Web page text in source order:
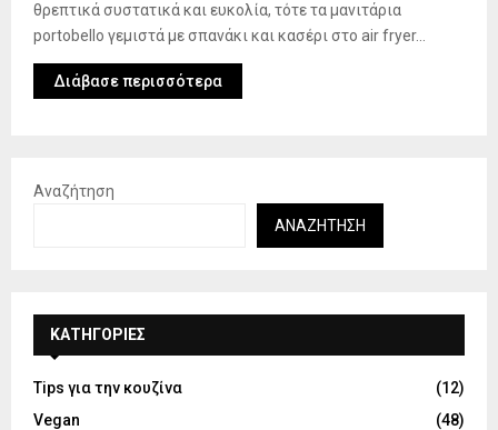
θρεπτικά συστατικά και ευκολία, τότε τα μανιτάρια
portobello γεμιστά με σπανάκι και κασέρι στο air fryer...
Διάβασε περισσότερα
Αναζήτηση
ΑΝΑΖΉΤΗΣΗ
KΑΤΗΓΟΡΊΕΣ
Tips για την κουζίνα
(12)
Vegan
(48)